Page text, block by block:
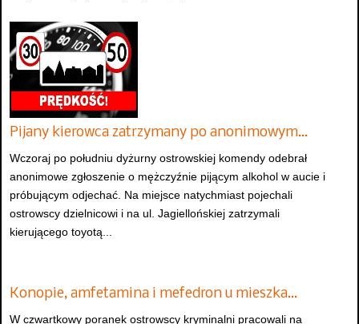
Pijany kierowca zatrzymany po anonimowym…
Wczoraj po południu dyżurny ostrowskiej komendy odebrał
anonimowe zgłoszenie o mężczyźnie pijącym alkohol w aucie i
próbującym odjechać. Na miejsce natychmiast pojechali
ostrowscy dzielnicowi i na ul. Jagiellońskiej zatrzymali
kierującego toyotą...
Konopie, amfetamina i mefedron u mieszka…
W czwartkowy poranek ostrowscy kryminalni pracowali na